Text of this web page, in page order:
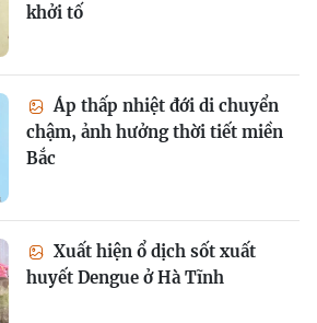
khởi tố
Áp thấp nhiệt đới di chuyển
chậm, ảnh hưởng thời tiết miền
Bắc
Xuất hiện ổ dịch sốt xuất
huyết Dengue ở Hà Tĩnh